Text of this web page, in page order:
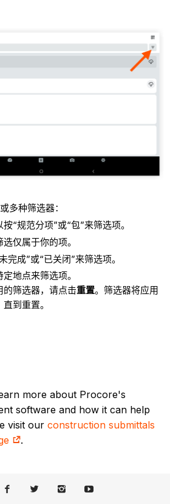
多种筛选器：
按“规范分项”或“包”来筛选项。
仅属于你的项。
完成”或“已关闭”来筛选项。
地点来筛选项。
的筛选器，请点击重置。筛选器将应用
到重置。
more about Procore's
software and how it can help
visit ourconstruction submittals
.